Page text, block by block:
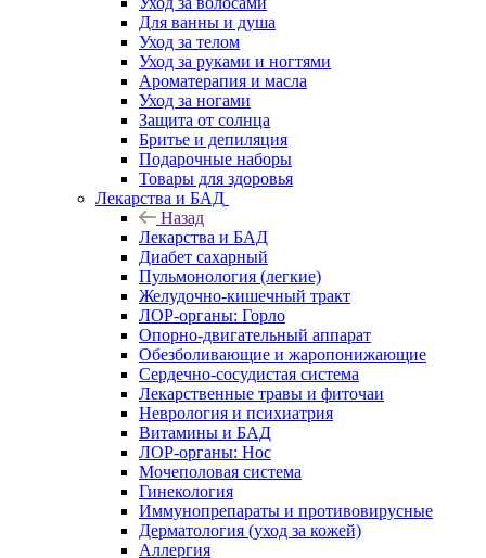
Для ванны и душа
Уход за телом
Уход за руками и ногтями
Ароматерапия и масла
Уход за ногами
Защита от солнца
Бритье и депиляция
Подарочные наборы
Товары для здоровья
Лекарства и БАД
Назад
Лекарства и БАД
Диабет сахарный
Пульмонология (легкие)
Желудочно-кишечный тракт
ЛОР-органы: Горло
Опорно-двигательный аппарат
Обезболивающие и жаропонижающие
Сердечно-сосудистая система
Лекарственные травы и фиточаи
Неврология и психиатрия
Витамины и БАД
ЛОР-органы: Нос
Мочеполовая система
Гинекология
Иммунопрепараты и противовирусные
Дерматология (уход за кожей)
Аллергия